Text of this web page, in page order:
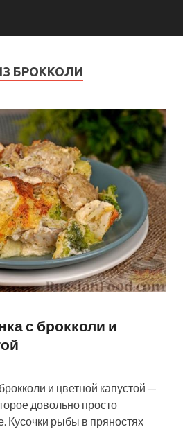
БРОККОЛИ
с брокколи и
и цветной капустой —
довольно просто
Кусочки рыбы в пряностях